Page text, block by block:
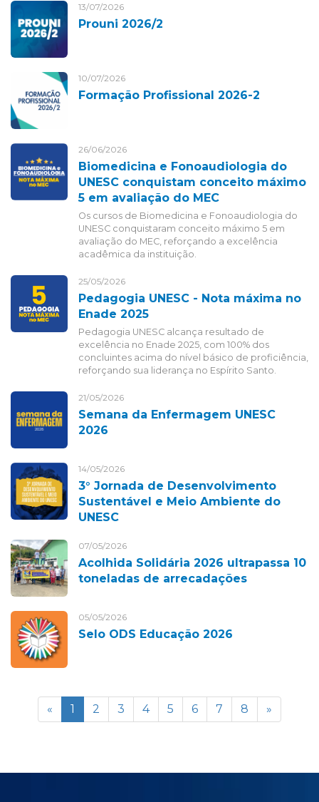
13/07/2026
Prouni 2026/2
10/07/2026
Formação Profissional 2026-2
26/06/2026
Biomedicina e Fonoaudiologia do
UNESC conquistam conceito máximo
5 em avaliação do MEC
Os cursos de Biomedicina e Fonoaudiologia do
UNESC conquistaram conceito máximo 5 em
avaliação do MEC, reforçando a excelência
acadêmica da instituição.
25/05/2026
Pedagogia UNESC - Nota máxima no
Enade 2025
Pedagogia UNESC alcança resultado de
excelência no Enade 2025, com 100% dos
concluintes acima do nível básico de proficiência,
reforçando sua liderança no Espírito Santo.
21/05/2026
Semana da Enfermagem UNESC
2026
14/05/2026
3° Jornada de Desenvolvimento
Sustentável e Meio Ambiente do
UNESC
07/05/2026
Acolhida Solidária 2026 ultrapassa 10
toneladas de arrecadações
05/05/2026
Selo ODS Educação 2026
« 1 2 3 4 5 6 7 8 »